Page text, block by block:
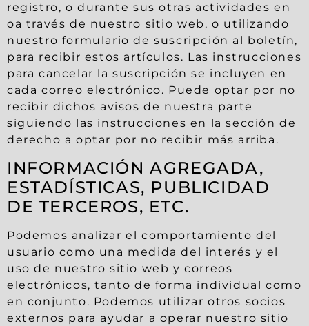
registro, o durante sus otras actividades en
oa través de nuestro sitio web, o utilizando
nuestro formulario de suscripción al boletín,
para recibir estos artículos. Las instrucciones
para cancelar la suscripción se incluyen en
cada correo electrónico. Puede optar por no
recibir dichos avisos de nuestra parte
siguiendo las instrucciones en la sección de
derecho a optar por no recibir más arriba.
INFORMACIÓN AGREGADA,
ESTADÍSTICAS, PUBLICIDAD
DE TERCEROS, ETC.
Podemos analizar el comportamiento del
usuario como una medida del interés y el
uso de nuestro sitio web y correos
electrónicos, tanto de forma individual como
en conjunto. Podemos utilizar otros socios
externos para ayudar a operar nuestro sitio